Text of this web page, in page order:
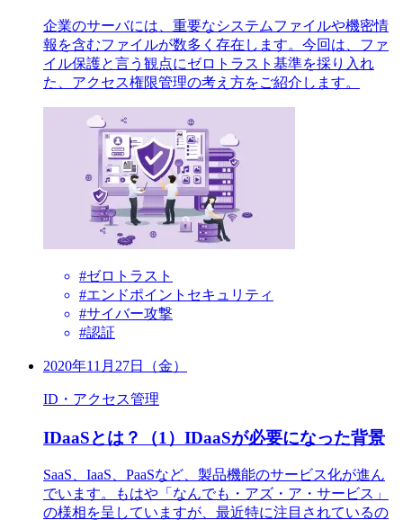
企業のサーバには、重要なシステムファイルや機密情
報を含むファイルが数多く存在します。今回は、ファ
イル保護と言う観点にゼロトラスト基準を採り入れ
た、アクセス権限管理の考え方をご紹介します。
#ゼロトラスト
#エンドポイントセキュリティ
#サイバー攻撃
#認証
2020年11月27日（金）
ID・アクセス管理
IDaaSとは？（1）IDaaSが必要になった背景
SaaS、IaaS、PaaSなど、製品機能のサービス化が進ん
でいます。もはや「なんでも・アズ・ア・サービス」
の様相を呈していますが、最近特に注目されているの